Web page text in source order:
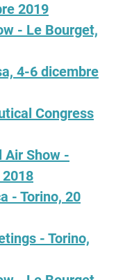
2019
- Le Bourget,
4-6 dicembre
Congress
Air Show -
- Torino, 20
- Torino,